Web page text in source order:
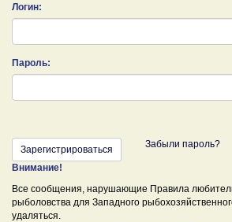
Логин:
Пароль:
Зарегистрироваться Забыли пароль?
Внимание!
Все сообщения, нарушающие Правила
рыболовства для Западного
удаляться.